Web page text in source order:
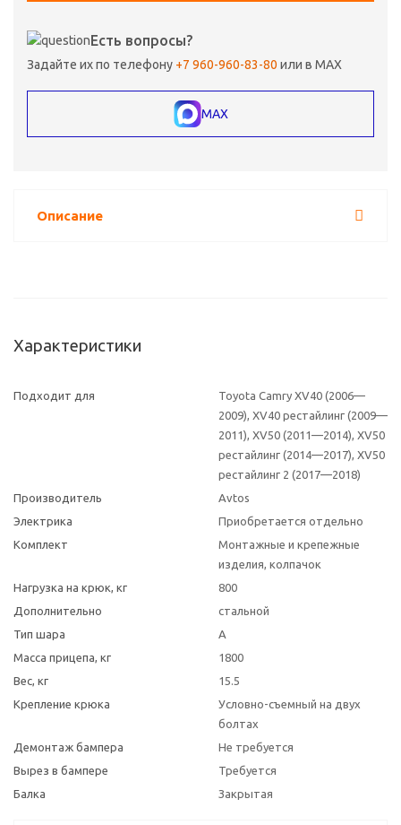
Есть вопросы?
Задайте их по телефону +7 960-960-83-80 или в MAX
MAX
Описание
Характеристики
Подходит для
Toyota Camry XV40 (2006—
2009), XV40 рестайлинг (2009—
2011), XV50 (2011—2014), XV50
рестайлинг (2014—2017), XV50
рестайлинг 2 (2017—2018)
Производитель
Avtos
Электрика
Приобретается отдельно
Комплект
Монтажные и крепежные
изделия, колпачок
Нагрузка на крюк, кг
800
Дополнительно
стальной
Тип шара
A
Масса прицепа, кг
1800
Вес, кг
15.5
Крепление крюка
Условно-съемный на двух
болтах
Демонтаж бампера
Не требуется
Вырез в бампере
Требуется
Балка
Закрытая